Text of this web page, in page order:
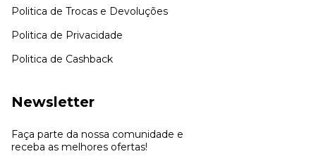
Politica de Trocas e Devoluções
Politica de Privacidade
Politica de Cashback
Newsletter
Faça parte da nossa comunidade e
receba as melhores ofertas!